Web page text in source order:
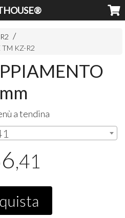
TM KZ-R2
a tendina
,41